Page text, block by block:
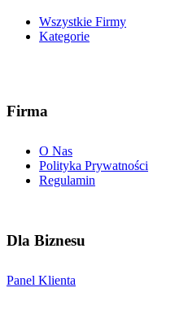
Wszystkie Firmy
Kategorie
Firma
O Nas
Polityka Prywatności
Regulamin
Dla Biznesu
Panel Klienta